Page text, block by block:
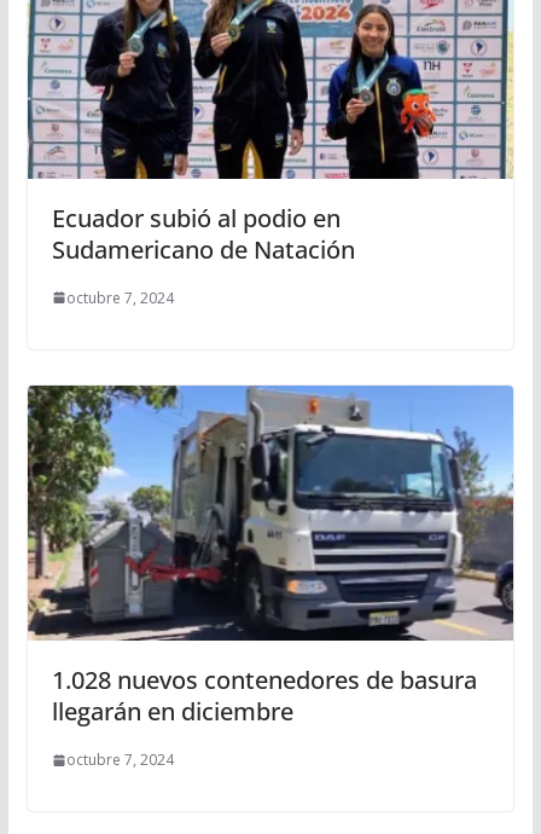
Ecuador subió al podio en
Sudamericano de Natación
octubre 7, 2024
1.028 nuevos contenedores de basura
llegarán en diciembre
octubre 7, 2024